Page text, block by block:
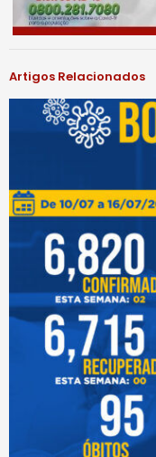
Artigos Relacionados